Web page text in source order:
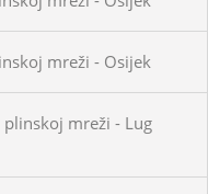
mreži - Osijek
mreži - Lug